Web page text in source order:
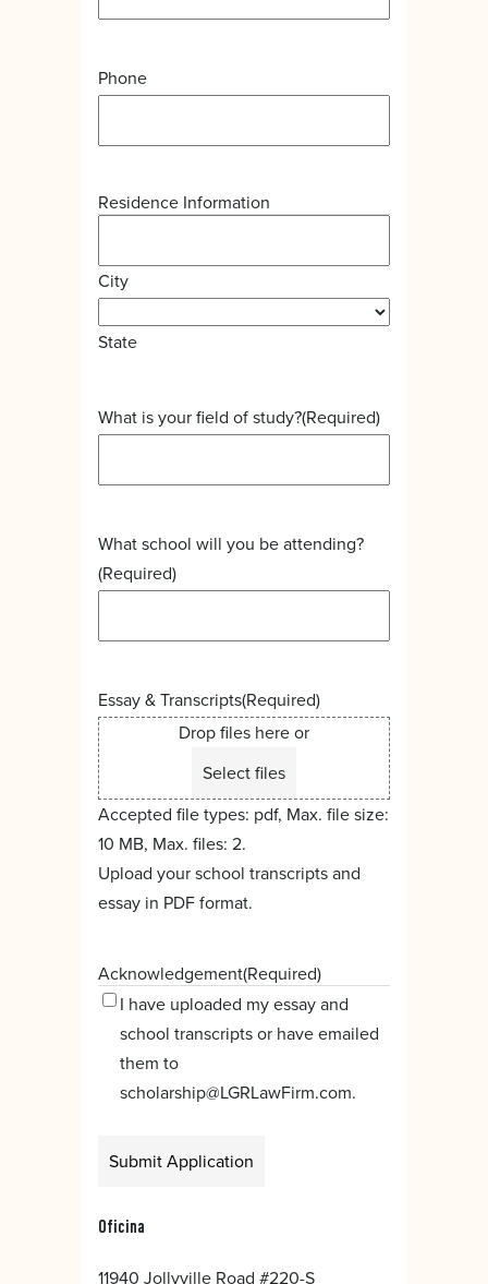
Phone
Residence Information
City
State
What is your field of study?(Required)
What school will you be attending?
(Required)
Essay & Transcripts(Required)
Drop files here or
Select files
Accepted file types: pdf, Max. file size:
10 MB, Max. files: 2.
Upload your school transcripts and
essay in PDF format.
Acknowledgement(Required)
I have uploaded my essay and
school transcripts or have emailed
them to
scholarship@LGRLawFirm.com.
Oficina
11940 Jollyville Road #220-S